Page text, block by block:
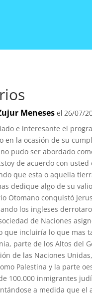
Meneses el 26/07/
e interesante el
en la ocasión de su
pudo ser abordado
de acuerdo con
que esta o aquella
dedique algo de su
Otomano conquistó
los ingleses
de Naciones
que incluiría lo que mas
parte de los Altos del
de las Naciones
Palestina y la parte
100.000 inmigrantes
a medida que el